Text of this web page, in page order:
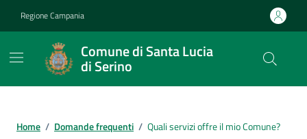
Regione Campania
Comune di Santa Lucia
di Serino
Home / Domande frequenti / Quali servizi offre il mio Comune?